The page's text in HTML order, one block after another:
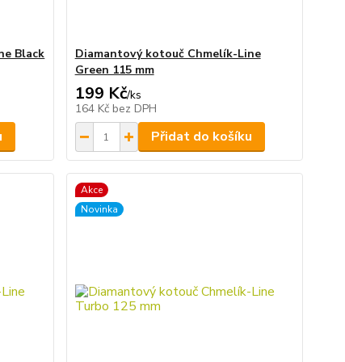
Black
Diamantový kotouč Chmelík-Line
Green 115 mm
199 Kč/ks
164 Kč bez DPH
Přidat do košíku
Akce
Novinka